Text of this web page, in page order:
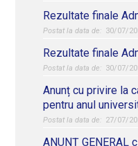
Rezultate finale
30/07/
Rezultate finale
30/07/
Anunț cu privire la
pentru anul
27/07/
ANUNȚ GENERAL